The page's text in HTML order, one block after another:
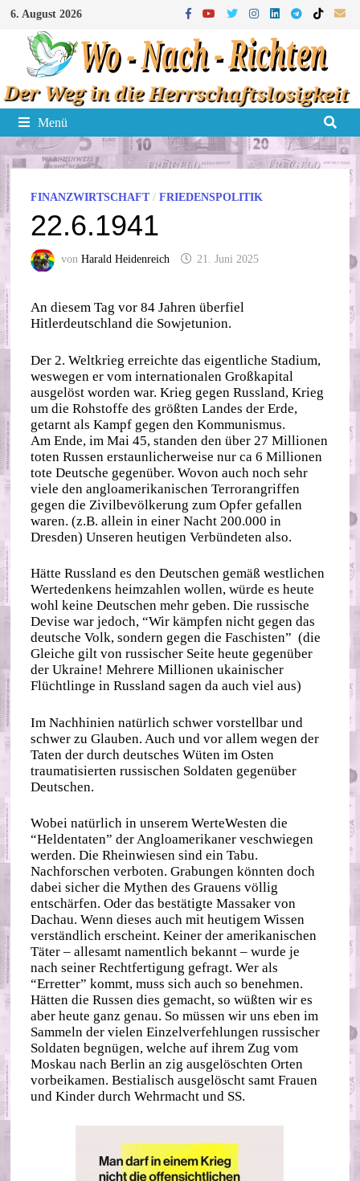
Zum
Inhalt
springen
6. August 2026
Menü
FINANZWIRTSCHAFT/FRIEDENSPOLITIK
22.6.1941
vonHarald Heidenreich 21. Juni 2025
An diesem Tag vor 84 Jahren überfiel
Hitlerdeutschland die Sowjetunion.
Der 2. Weltkrieg erreichte das eigentliche Stadium,
weswegen er vom internationalen Großkapital
ausgelöst worden war. Krieg gegen Russland, Krieg
um die Rohstoffe des größten Landes der Erde,
getarnt als Kampf gegen den Kommunismus.
Am Ende, im Mai 45, standen den über 27 Millionen
toten Russen erstaunlicherweise nur ca 6 Millionen
tote Deutsche gegenüber. Wovon auch noch sehr
viele den angloamerikanischen Terrorangriffen
gegen die Zivilbevölkerung zum Opfer gefallen
waren. (z.B. allein in einer Nacht 200.000 in
Dresden) Unseren heutigen Verbündeten also.
Hätte Russland es den Deutschen gemäß westlichen
Wertedenkens heimzahlen wollen, würde es heute
wohl keine Deutschen mehr geben. Die russische
Devise war jedoch, “Wir kämpfen nicht gegen das
deutsche Volk, sondern gegen die Faschisten” (die
Gleiche gilt von russischer Seite heute gegenüber
der Ukraine! Mehrere Millionen ukainischer
Flüchtlinge in Russland sagen da auch viel aus)
Im Nachhinien natürlich schwer vorstellbar und
schwer zu Glauben. Auch und vor allem wegen der
Taten der durch deutsches Wüten im Osten
traumatisierten russischen Soldaten gegenüber
Deutschen.
Wobei natürlich in unserem WerteWesten die
“Heldentaten” der Angloamerikaner veschwiegen
werden. Die Rheinwiesen sind ein Tabu.
Nachforschen verboten. Grabungen könnten doch
dabei sicher die Mythen des Grauens völlig
entschärfen. Oder das bestätigte Massaker von
Dachau. Wenn dieses auch mit heutigem Wissen
verständlich erscheint. Keiner der amerikanischen
Täter – allesamt namentlich bekannt – wurde je
nach seiner Rechtfertigung gefragt. Wer als
“Erretter” kommt, muss sich auch so benehmen.
Hätten die Russen dies gemacht, so wüßten wir es
aber heute ganz genau. So müssen wir uns eben im
Sammeln der vielen Einzelverfehlungen russischer
Soldaten begnügen, welche auf ihrem Zug vom
Moskau nach Berlin an zig ausgelöschten Orten
vorbeikamen. Bestialisch ausgelöscht samt Frauen
und Kinder durch Wehrmacht und SS.